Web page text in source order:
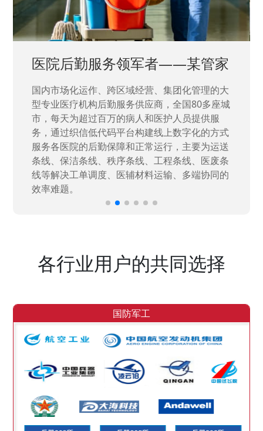
中国兵器工业集团——银光化学
国家“一五”期间156个重点项目之一。属于国家
高新技术企业，在信息化升级建设中，存在大
量“小、散、碎”的信息化需求，需要投入大量人
力资源进行开发，通过引入织信低代码平台，解
决当下遇到的各类业务难题，提升整体的IT研发
效率。
各行业用户的共同选择
国防军工